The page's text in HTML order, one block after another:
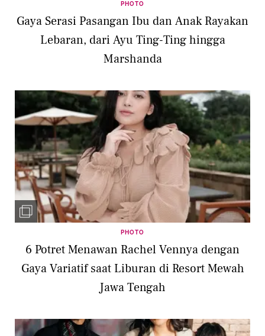
PHOTO
Gaya Serasi Pasangan Ibu dan Anak Rayakan
Lebaran, dari Ayu Ting-Ting hingga
Marshanda
PHOTO
6 Potret Menawan Rachel Vennya dengan
Gaya Variatif saat Liburan di Resort Mewah
Jawa Tengah